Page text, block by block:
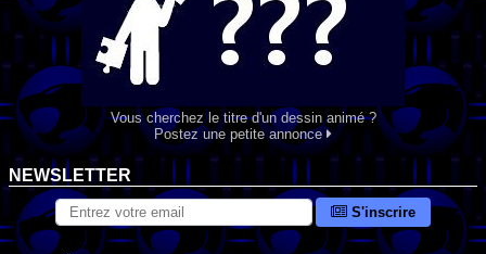
Vous cherchez le titre d'un dessin animé ?
Postez une petite annonce
NEWSLETTER
S'inscrire